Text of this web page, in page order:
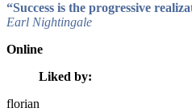
“Success is the progressive
Earl Nightingale
Online
Liked by:
florian